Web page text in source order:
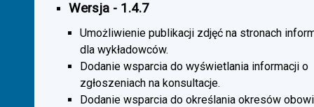
Wersja - 1.4.7
Umożliwienie publikacji zdjęć na stronach
dla wykładowców.
Dodanie wsparcia do wyświetlania informacji o
zgłoszeniach na konsultacje.
Dodanie wsparcia do określania okresów